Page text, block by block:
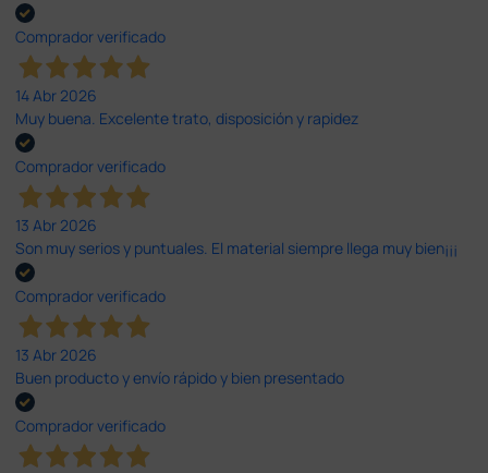
Comprador verificado
14 Abr 2026
Muy buena. Excelente trato, disposición y rapidez
Comprador verificado
13 Abr 2026
Son muy serios y puntuales. El material siempre llega muy bien¡¡¡
Comprador verificado
13 Abr 2026
Buen producto y envío rápido y bien presentado
Comprador verificado